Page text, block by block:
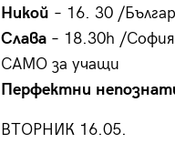
Никой – 16. 30 /
Слава – 18.30h /
САМО за учащи
Перфектни
ВТОРНИК 16.05.